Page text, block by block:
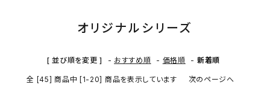
ごはんシリーズ
おもちゃシリーズ
オリジナルシリーズ
[ 並び順を変更 ] - おすすめ順 - 価格順 - 新着順
全 [45] 商品中 [1-20] 商品を表示しています 次のページへ